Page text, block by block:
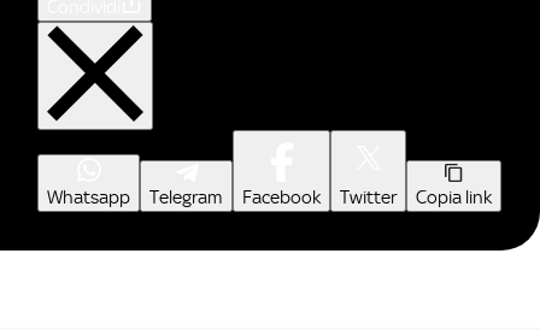
Whatsapp Telegram Facebook Twitter Copia link